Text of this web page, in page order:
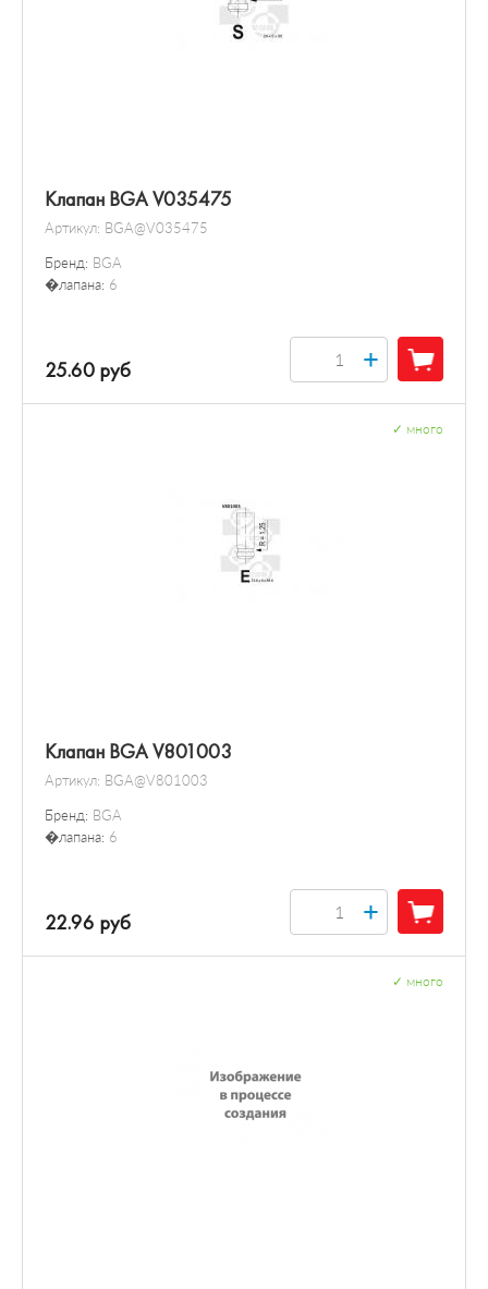
Клапан BGA V035475
Артикул: BGA@V035475
Бренд: BGA
�лапана: 6
25.60 руб +
Клапан BGA V801003
Артикул: BGA@V801003
Бренд: BGA
�лапана: 6
много
22.96 руб +
много